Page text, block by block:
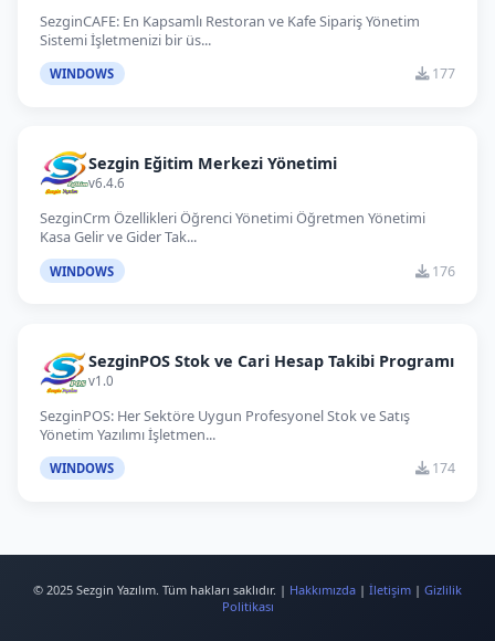
SezginCAFE: En Kapsamlı Restoran ve Kafe Sipariş Yönetim
Sistemi İşletmenizi bir üs...
WINDOWS 177
Sezgin Eğitim Merkezi Yönetimi
v6.4.6
SezginCrm Özellikleri Öğrenci Yönetimi Öğretmen Yönetimi
Kasa Gelir ve Gider Tak...
WINDOWS 176
SezginPOS Stok ve Cari Hesap Takibi Programı
v1.0
SezginPOS: Her Sektöre Uygun Profesyonel Stok ve Satış
Yönetim Yazılımı İşletmen...
WINDOWS 174
© 2025 Sezgin Yazılım. Tüm hakları saklıdır. | Hakkımızda | İletişim | Gizlilik
Politikası